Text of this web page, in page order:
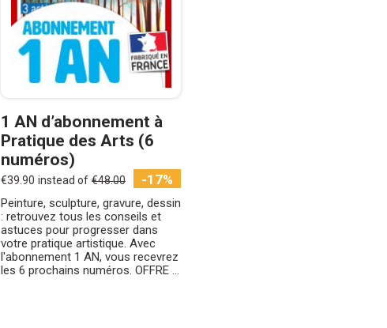
1 AN d’abonnement à
Pratique des Arts (6
numéros)
€39.90 instead of €48.00 -17%
Peinture, sculpture, gravure, dessin
: retrouvez tous les conseils et
astuces pour progresser dans
votre pratique artistique. Avec
l'abonnement 1 AN, vous recevrez
les 6 prochains numéros. OFFRE ...